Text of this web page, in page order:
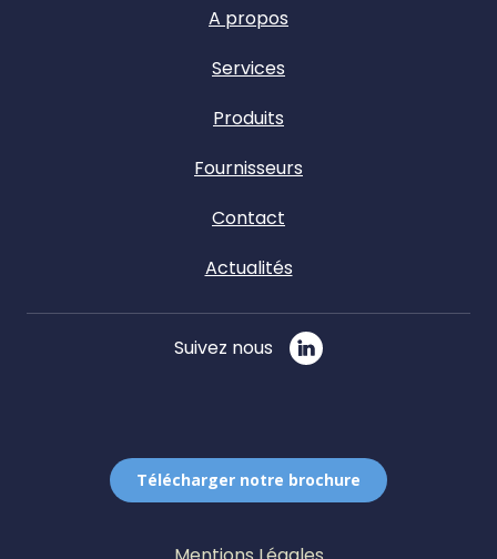
A propos
Services
Produits
Fournisseurs
Contact
Actualités
Suivez nous
Télécharger notre brochure